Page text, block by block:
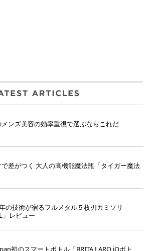
ンズ美容の効率重視で選ぶならこれだ
差がつく 大人の高機能魔法瓶「タイガー魔法
の技術が宿るフルメタル５枚刃カミソリ
」レビュー
初のスマートボトル「BRITA LARQ iQボト